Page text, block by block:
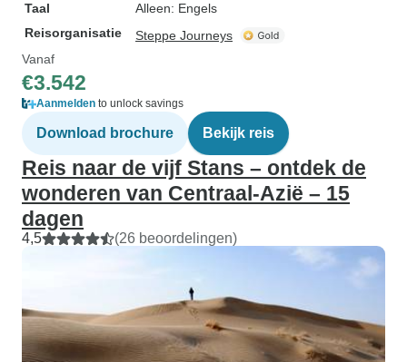
Taal
Alleen: Engels
Reisorganisatie
Steppe Journeys
Vanaf
€3.542
Aanmelden to unlock savings
Download brochure Bekijk reis
Reis naar de vijf Stans – ontdek de
wonderen van Centraal-Azië – 15
dagen
4,5 (26 beoordelingen)